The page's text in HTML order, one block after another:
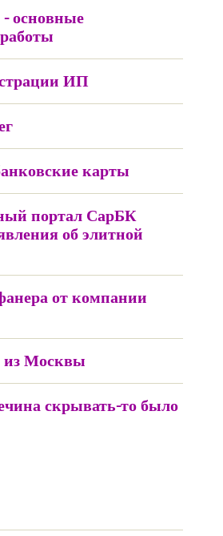
основные
ИП
карты
портал СарБК
об элитной
от компании
из Москвы
скрывать-то было